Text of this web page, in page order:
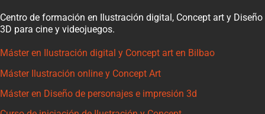
Centro de formación en Ilustración digital, Concept art y Diseño
3D para cine y videojuegos.
Máster en Ilustración digital y Concept art en Bilbao
Máster Ilustración online y Concept Art
Máster en Diseño de personajes e impresión 3d